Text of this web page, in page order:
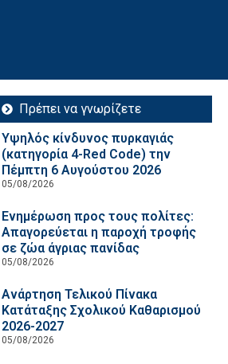
Πρέπει να γνωρίζετε
Υψηλός κίνδυνος πυρκαγιάς
(κατηγορία 4-Red Code) την
Πέμπτη 6 Αυγούστου 2026
05/08/2026
Ενημέρωση προς τους πολίτες:
Απαγορεύεται η παροχή τροφής
σε ζώα άγριας πανίδας
05/08/2026
Ανάρτηση Τελικού Πίνακα
Κατάταξης Σχολικού Καθαρισμού
2026-2027
05/08/2026